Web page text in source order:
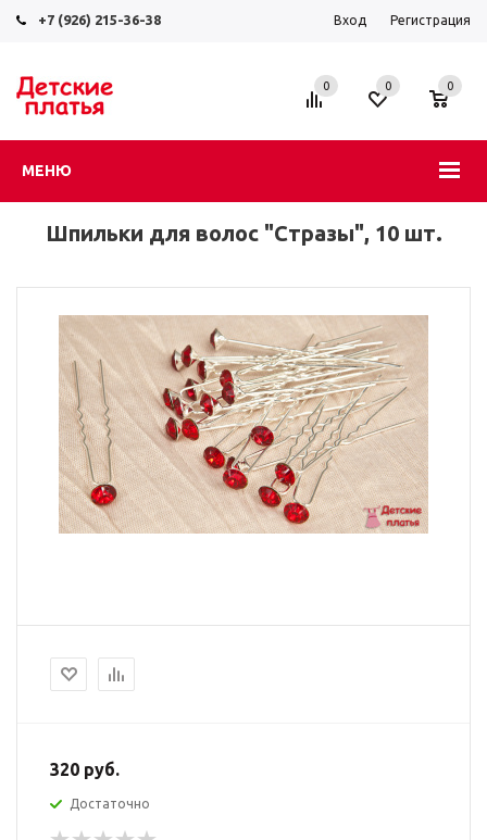
+7 (926) 215-36-38 Вход Регистрация
МЕНЮ
0 0 0
Шпильки для волос "Стразы", 10 шт.
320 руб.
Достаточно